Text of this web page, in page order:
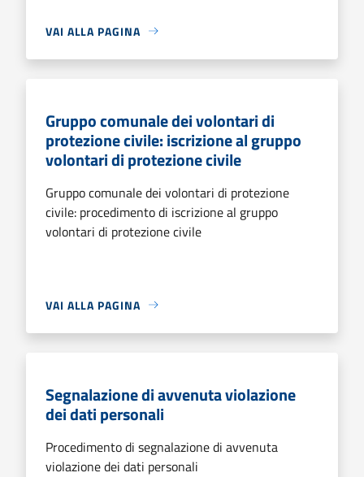
VAI ALLA PAGINA
Gruppo comunale dei volontari di
protezione civile: iscrizione al gruppo
volontari di protezione civile
Gruppo comunale dei volontari di protezione
civile: procedimento di iscrizione al gruppo
volontari di protezione civile
VAI ALLA PAGINA
Segnalazione di avvenuta violazione
dei dati personali
Procedimento di segnalazione di avvenuta
violazione dei dati personali